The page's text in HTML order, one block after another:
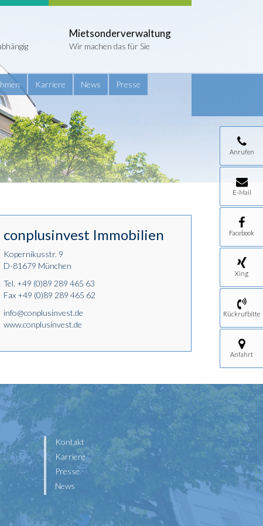
Mietsonderverwaltung
Wir machen das für Sie
Karriere News Presse
Anrufen
E-Mail
Facebook
Xing
Rückrufbitte
Anfahrt
conplusinvest Immobilien
Kopernikusstr. 9
D-81679 München
Tel. +49 (0)89 289 465 63
Fax +49 (0)89 289 465 62
info@conplusinvest.de
www.conplusinvest.de
Kontakt
Karriere
Presse
News